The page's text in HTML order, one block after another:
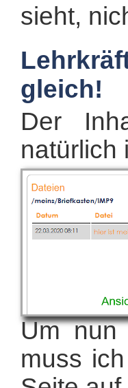
sieht,
gleich!
Der
natürlich
Um nun
muss